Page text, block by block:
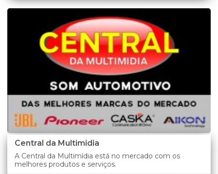
Central da Multimidia
A Central da Multimídia está no mercado com os
melhores produtos e serviços.